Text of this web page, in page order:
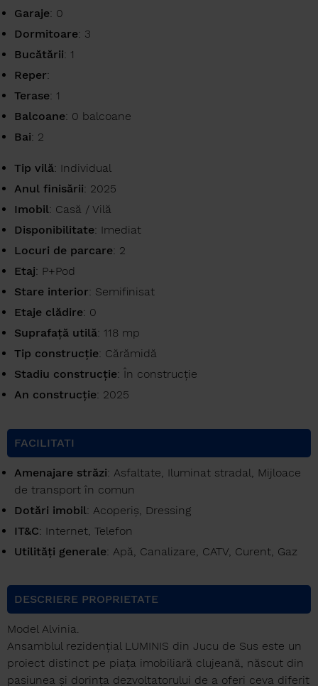
Garaje: 0
Dormitoare: 3
Bucătării: 1
Reper:
Terase: 1
Balcoane: 0 balcoane
Bai: 2
Tip vilă: Individual
Anul finisării: 2025
Imobil: Casă / Vilă
Disponibilitate: Imediat
Locuri de parcare: 2
Etaj: P+Pod
Stare interior: Semifinisat
Etaje clădire: 0
Suprafaţă utilă: 118 mp
Tip construcţie: Cărămidă
Stadiu construcție: În construcție
An construcţie: 2025
FACILITATI
Amenajare străzi: Asfaltate, Iluminat stradal, Mijloace
de transport în comun
Dotări imobil: Acoperiș, Dressing
IT&C: Internet, Telefon
Utilități generale: Apă, Canalizare, CATV, Curent, Gaz
DESCRIERE PROPRIETATE
Model Alvinia.
Ansamblul rezidențial LUMINIS din Jucu de Sus este un
proiect distinct pe piața imobiliară clujeană, născut din
pasiunea și dorința dezvoltatorului de a oferi ceva diferit